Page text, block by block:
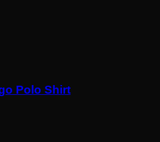
Polo Shirt